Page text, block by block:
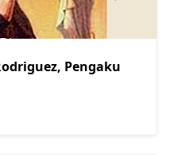
Pengaku